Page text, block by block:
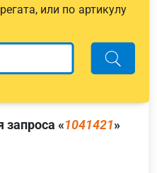
или по артикулу
запроса «1041421»